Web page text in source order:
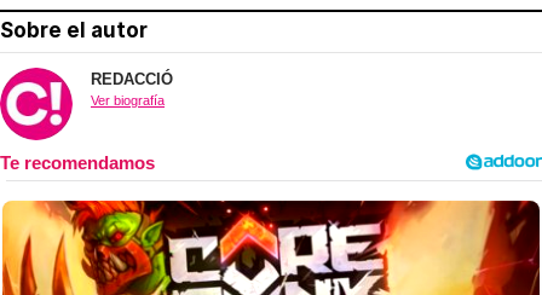
Sobre el autor
REDACCIÓ
Ver biografía